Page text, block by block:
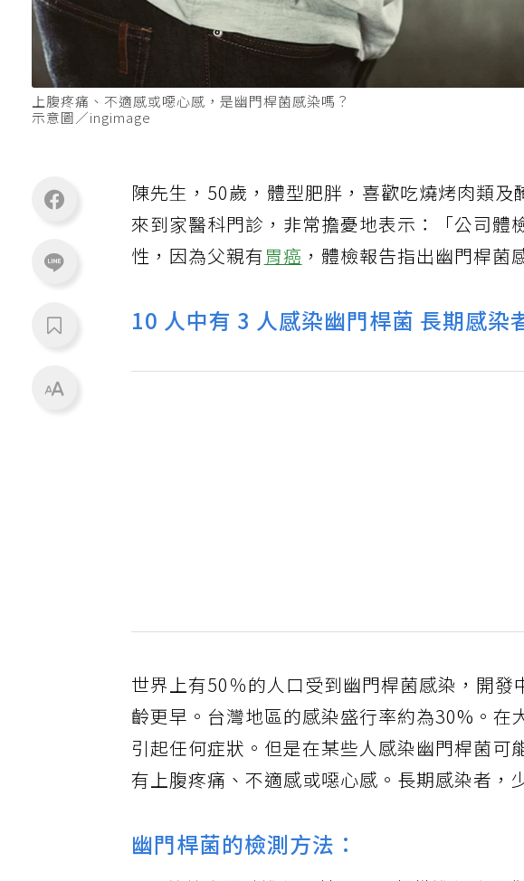
上腹疼痛、不適感或噁心感，是幽門桿菌感染嗎？
示意圖／ingimage
陳先生，50歲，體型肥胖，喜歡吃燒烤肉類及
來到家醫科門診，非常擔憂地表示：「公司體
性，因為父親有胃癌 ，體檢報告指出幽門桿菌
10 人中有 3 人感染幽門桿菌 長期感染
世界上有50％的人口受到幽門桿菌感染，開
齡更早。台灣地區的感染盛行率約為30%。在
引起任何症狀。但是在某些人感染幽門桿菌可
有上腹疼痛、不適感或噁心感。長期感染者，
幽門桿菌的檢測方法：